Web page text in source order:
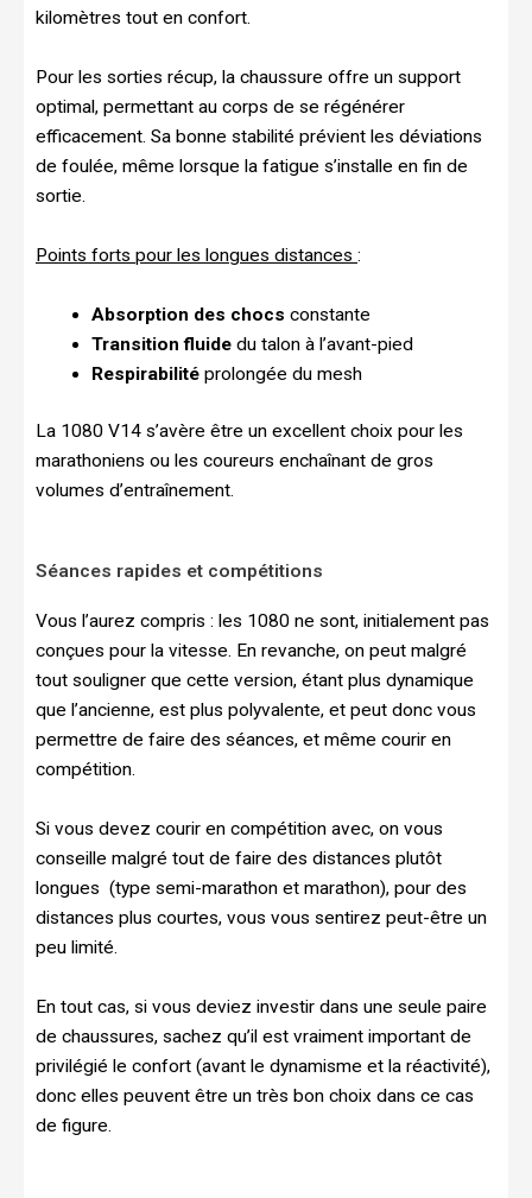
kilomètres tout en confort.
Pour les sorties récup, la chaussure offre un support
optimal, permettant au corps de se régénérer
efficacement. Sa bonne stabilité prévient les déviations
de foulée, même lorsque la fatigue s’installe en fin de
sortie.
Points forts pour les longues distances :
Absorption des chocs constante
Transition fluide du talon à l’avant-pied
Respirabilité prolongée du mesh
La 1080 V14 s’avère être un excellent choix pour les
marathoniens ou les coureurs enchaînant de gros
volumes d’entraînement.
Séances rapides et compétitions
Vous l’aurez compris : les 1080 ne sont, initialement pas
conçues pour la vitesse. En revanche, on peut malgré
tout souligner que cette version, étant plus dynamique
que l’ancienne, est plus polyvalente, et peut donc vous
permettre de faire des séances, et même courir en
compétition.
Si vous devez courir en compétition avec, on vous
conseille malgré tout de faire des distances plutôt
longues (type semi-marathon et marathon), pour des
distances plus courtes, vous vous sentirez peut-être un
peu limité.
En tout cas, si vous deviez investir dans une seule paire
de chaussures, sachez qu’il est vraiment important de
privilégié le confort (avant le dynamisme et la réactivité),
donc elles peuvent être un très bon choix dans ce cas
de figure.